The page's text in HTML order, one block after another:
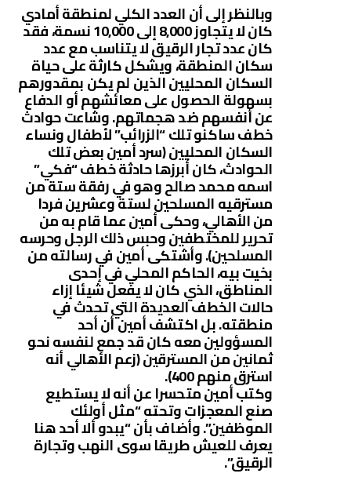
وبالنظر إلى أن العدد الكلي لمنطقة أمادي
كان لا يتجاوز 8,000 إلى 10,000 نسمة، فقد
كان عدد تجار الرقيق لا يتناسب مع عدد
سكان المنطقة، ويشكل كارثة على حياة
السكان المحليين الذين لم يكن بمقدورهم
بسهولة الحصول على معائشهم أو الدفاع
عن أنفسهم ضد هجماتهم. وشاعت حوادث
خطف ساكنو تلك “الزرائب” لأطفال ونساء
السكان المحليين (سرد أمين بعض تلك
الحوادث، كان أبرزها حادثة خطف “فكي”
اسمه محمد صالح وهو في رفقة ستة من
مسترقيه المسلحين لستة وعشرين فردا
من الأهالي، وحكى أمين عما قام به من
تحرير للمختطفين وحبس ذلك الرجل وحرسه
المسلحين). وأشتكى أمين في رسالته من
بخيت بيه، الحاكم المحلي في إحدى
المناطق، الذي كان لا يفعل شيئا إزاء
حالات الخطف العديدة التي تحدث في
منطقته. بل اكتشف أمين أن أحد
المسؤولين معه كان قد جمع لنفسه نحو
ثمانين من المسترقين (زعم الأهالي أنه
استرق منهم 400).
وكتب أمين متحسرا عن أنه لا يستطيع
صنع المعجزات وتحته “مثل أولئك
الموظفين”. وأضاف بأن “يبدو ألا أحد هنا
يعرف للعيش طريقا سوى النهب وتجارة
الرقيق”.